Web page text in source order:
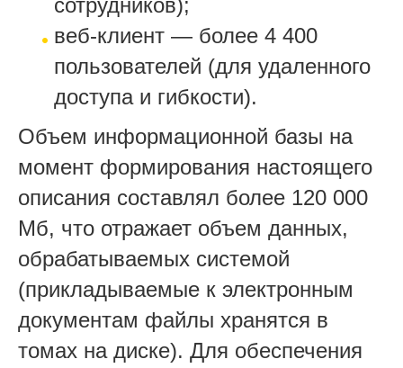
сотрудников);
веб-клиент — более 4 400
пользователей (для удаленного
доступа и гибкости).
Объем информационной базы на
момент формирования настоящего
описания составлял более 120 000
Мб, что отражает объем данных,
обрабатываемых системой
(прикладываемые к электронным
документам файлы хранятся в
томах на диске). Для обеспечения